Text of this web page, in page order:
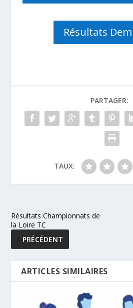
Résultats
PARTAGER:
TAUX:
Résultats Championnats de
la Loire TC
PRÉCÉDENT
ARTICLES SIMILAIRES